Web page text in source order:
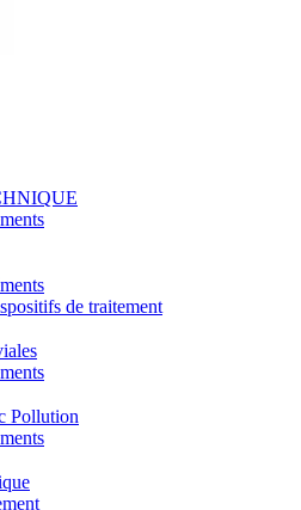
de traitement
Pollution